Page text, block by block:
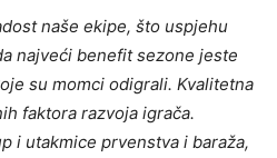
naše ekipe, što uspjehu
najveći benefit sezone jeste
su momci odigrali. Kvalitetna
faktora razvoja igrača.
i utakmice prvenstva i baraža,